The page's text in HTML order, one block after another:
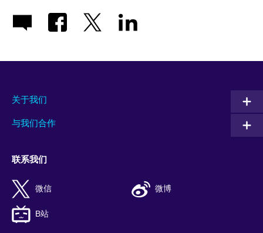
关于我们
与我们合作
联系我们
微信 微博
B站